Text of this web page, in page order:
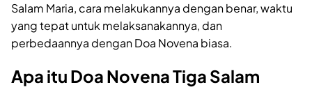
Salam Maria, cara melakukannya dengan benar, waktu
yang tepat untuk melaksanakannya, dan
perbedaannya dengan Doa Novena biasa.
Apa itu Doa Novena Tiga Salam